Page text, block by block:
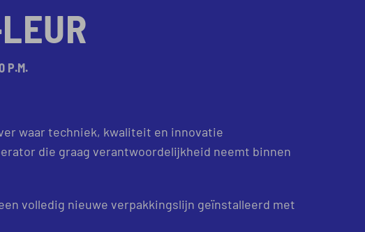
P.M.
waar techniek, kwaliteit en innovatie
die graag verantwoordelijkheid neemt binnen
volledig nieuwe verpakkingslijn geïnstalleerd met